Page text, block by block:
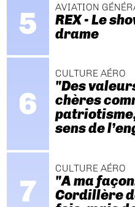
AVIATION
REX - Le
drame
CULTURE AÉRO
"Des
chères
sens de
CULTURE AÉRO
"A ma
Cordillère